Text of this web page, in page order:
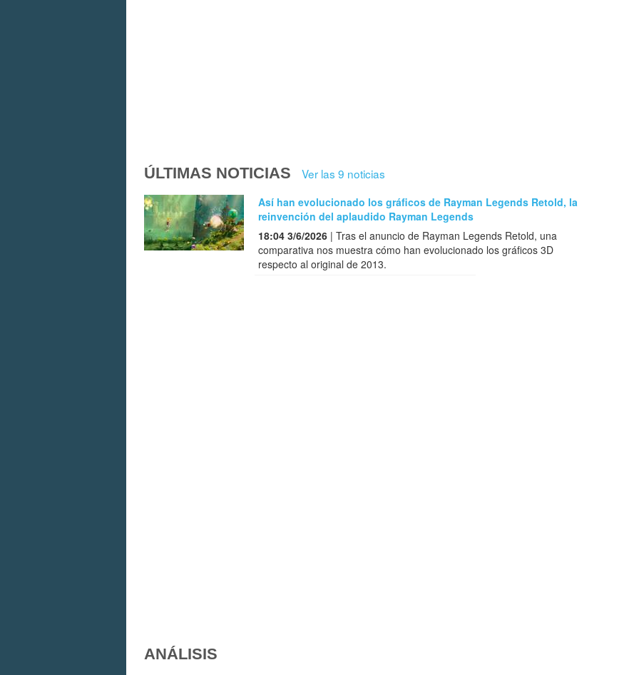
ÚLTIMAS NOTICIAS Ver las 9 noticias
Así han evolucionado los gráficos de Rayman Legends Retold, la
reinvención del aplaudido Rayman Legends
18:04 3/6/2026 | Tras el anuncio de Rayman Legends Retold, una
comparativa nos muestra cómo han evolucionado los gráficos 3D
respecto al original de 2013.
ANÁLISIS